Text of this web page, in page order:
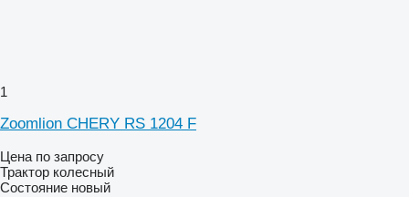
1
Zoomlion CHERY RS 1204 F
Цена по запросу
Трактор колесный
Состояние новый